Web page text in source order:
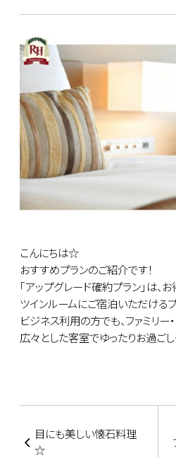
こんにちは☆
おすすめプランのご紹介です！
｢アップグレード確約プラン｣は、
ツインルームにご宿泊いただける
ビジネス利用の方でも、ファミリ
広々とした客室でゆったりお過ごし
目にも美しい懐石料理
☆